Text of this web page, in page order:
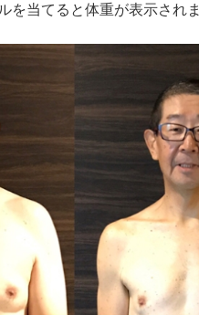
を当てると体重が表示され